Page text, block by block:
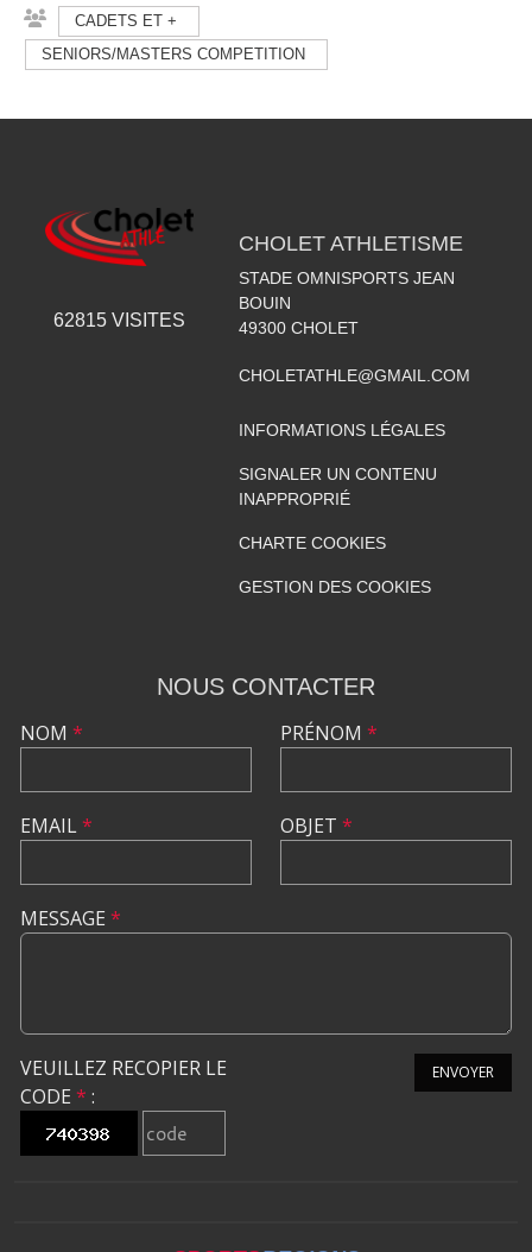
CADETS ET +
SENIORS/MASTERS COMPETITION
62815VISITES
CHOLET ATHLETISME
STADE OMNISPORTS JEAN
BOUIN
49300 CHOLET
CHOLETATHLE@GMAIL.COM
INFORMATIONS LÉGALES
SIGNALER UN CONTENU
INAPPROPRIÉ
CHARTE COOKIES
GESTION DES COOKIES
NOUS CONTACTER
NOM *
EMAIL*
PRÉNOM *
OBJET *
MESSAGE *
VEUILLEZ RECOPIER LE
CODE * :
ENVOYER